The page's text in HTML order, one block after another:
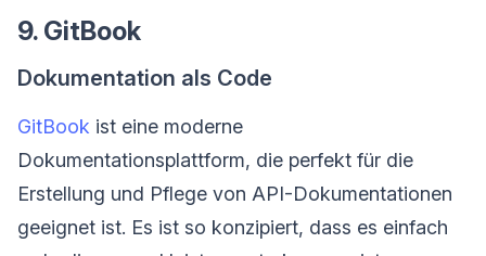
9. GitBook
Dokumentation als Code
GitBook ist eine moderne
Dokumentationsplattform, die perfekt für die
Erstellung und Pflege von API-Dokumentationen
geeignet ist. Es ist so konzipiert, dass es einfach